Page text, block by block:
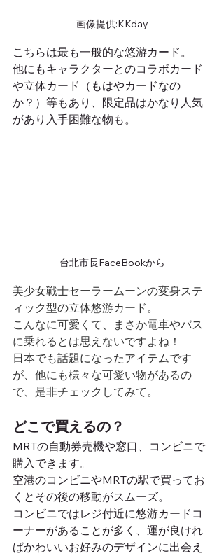
画像提供:KKday
こちらは最も一般的な悠游カード。
他にもキャラクターとのコラボカード
や立体カード（もはやカードなの
か？）等もあり、限定品はかなり人気
があり入手困難な物も。
台北市長FaceBookから
美少女戦士セーラームーンの変身ステ
ィック型の立体悠游カード。
こんなに可愛くて、まさか電車やバス
に乗れるとは思えないですよね！
日本でも話題になったアイテムです
が、他にも様々な可愛い物があるの
で、是非チェックしてみて。
どこで買えるの？
MRTの自動券売機や窓口、コンビニで
購入できます。
空港のコンビニやMRTの駅で買ってお
くとその後の移動がスムーズ。
コンビニではレジ付近に悠游カードコ
ーナーがあることが多く、運が良けれ
ばかわいいお好みのデザインに出会え